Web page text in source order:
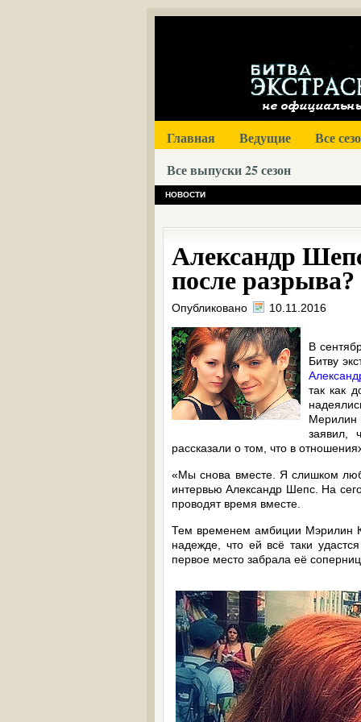
Главная Ведущие
Все
Все выпуски 25 сезон
НОВОСТИ
Александр
после разрыва?
Опубликовано 10.11.2016
В
Битву
так как
Мерилин
заявил,
рассказали о том, что в
«Мы снова вместе. Я слишком
интервью Александр Шепс. На
проводят время вместе.
Тем временем амбиции Мэрилин
надежде, что ей всё таки
первое место забрала её